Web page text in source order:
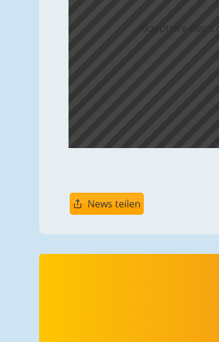
Akzeptiere den
News teilen